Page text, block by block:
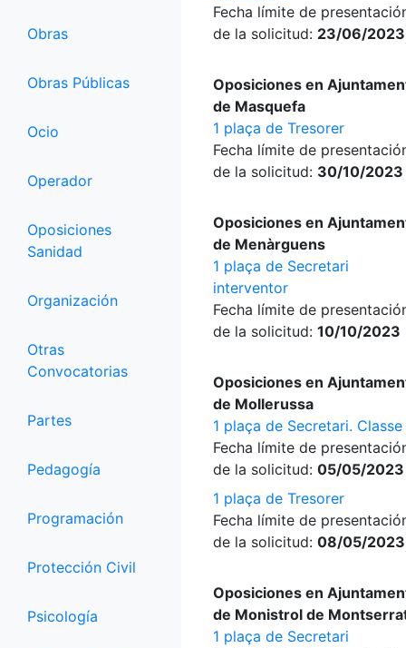
Obras
Obras Públicas
Ocio
Operador
Oposiciones
Sanidad
Organización
Otras
Convocatorias
Partes
Pedagogía
Programación
Protección Civil
Psicología
Fecha límite de
de la solicitud: 23/06/2023
Oposiciones en
de Masquefa
1 plaça de Tresorer
Fecha límite de
de la solicitud: 30/10/2023
Oposiciones en
de Menàrguens
1 plaça de Secretari
interventor
Fecha límite de
de la solicitud: 10/10/2023
Oposiciones en
de Mollerussa
1 plaça de Secretari.
Fecha límite de
de la solicitud: 05/05/2023
1 plaça de Tresorer
Fecha límite de
de la solicitud: 08/05/2023
Oposiciones en
de Monistrol de
1 plaça de Secretari